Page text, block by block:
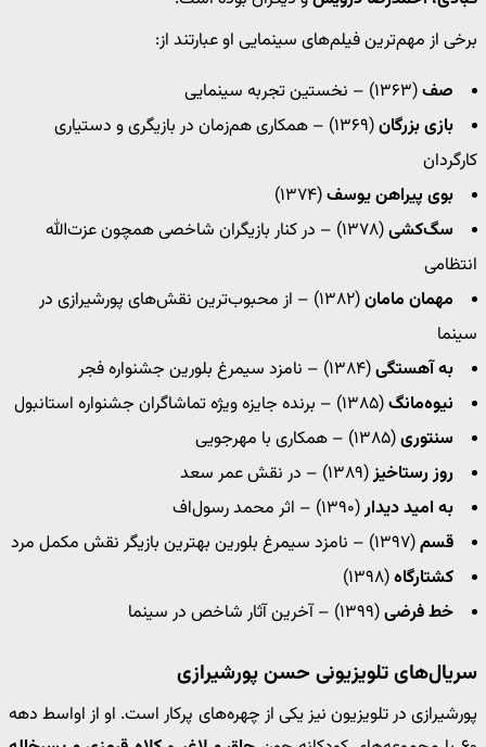
برخی از مهم‌ترین فیلم‌های سینمایی او عبارتند از:
صف(۱۳۶۳) – نخستین تجربه سینمایی
بازی بزرگان
(۱۳۶۹) – همکاری هم‌زمان در بازیگری و دستیاری
کارگردان
بوی پیراهن یوسف(۱۳۷۴)
سگ‌کشی
(۱۳۷۸) – در کنار بازیگران شاخصی همچون عزت‌الله
انتظامی
مهمان مامان
(۱۳۸۲) – از محبوب‌ترین نقش‌های پورشیرازی در
سینما
به آهستگی(۱۳۸۴) – نامزد سیمرغ بلورین جشنواره فجر
نیوه‌مانگ(۱۳۸۵) – برنده جایزه ویژه تماشاگران جشنواره استانبول
سنتوری(۱۳۸۵) – همکاری با مهرجویی
روز رستاخیز(۱۳۸۹) – در نقش عمر سعد
به امید دیدار(۱۳۹۰) – اثر محمد رسول‌اف
قسم(۱۳۹۷) – نامزد سیمرغ بلورین بهترین بازیگر نقش مکمل مرد
کشتارگاه(۱۳۹۸)
خط فرضی(۱۳۹۹) – آخرین آثار شاخص در سینما
سریال‌های تلویزیونی حسن پورشیرازی
پورشیرازی در تلویزیون نیز یکی از چهره‌های پرکار است. او از اواسط دهه